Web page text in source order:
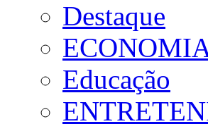
Destaque
Educação